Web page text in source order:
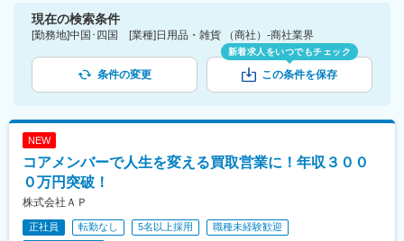
現在の検索条件
[勤務地]中国･四国 [業種]日用品・雑貨 （商社）-商社業界
条件の変更
新着求人をいつでもチェック
この条件を保存
NEW
コアメンバーで人生を変える買取営業に！年収３００
０万円突破！
株式会社ＡＰ
正社員 転勤なし 5名以上採用
職種未経験歓迎